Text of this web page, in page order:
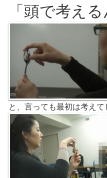
「頭で考え
と、言っても最初は考え